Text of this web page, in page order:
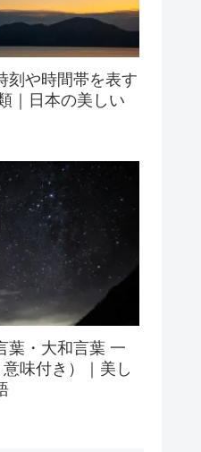
刻や時間帯を表す
｜日本の美しい
葉・大和言葉 一
味付き）｜美し